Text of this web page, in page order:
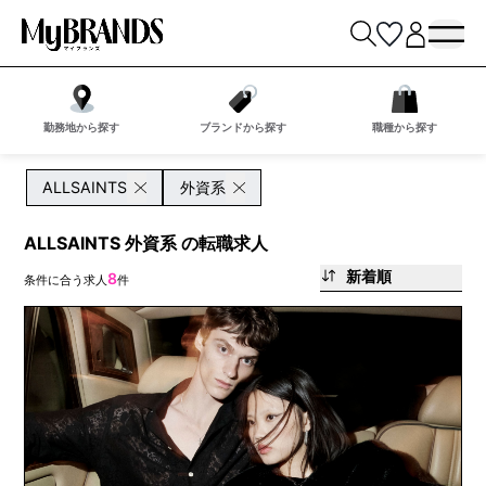
勤務地から探す ブランドから探す 職種から探す
ALLSAINTS 外資系
ALLSAINTS 外資系 の転職求人
条件に合う求人8件 新着順